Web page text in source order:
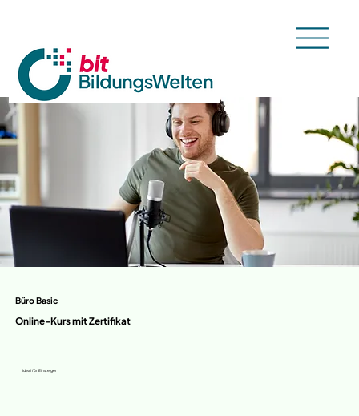
Büro Basic
Online-Kurs mit Zertifikat
Ideal für Einsteiger